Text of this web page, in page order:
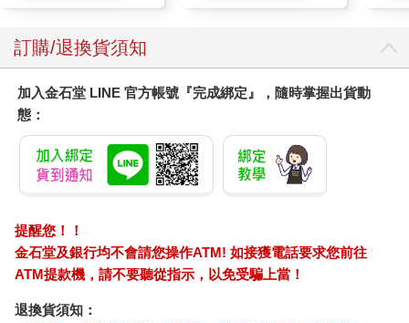
訂購/退換貨須知
加入金石堂 LINE 官方帳號『完成綁定』，隨時掌握出貨動
態：
提醒您！！
金石堂及銀行均不會請您操作ATM! 如接獲電話要求您前往
ATM提款機，請不要聽從指示，以免受騙上當！
退換貨須知：